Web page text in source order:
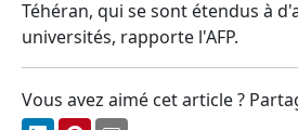
Téhéran, qui se sont étendus à
universités, rapporte l'AFP.
Vous avez aimé cet article ?